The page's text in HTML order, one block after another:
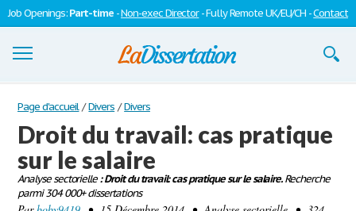
Job Openings:Part-time -Non-exec Director- Fully Remote UK/EU/CH -Contact
Dissertations
S'inscrire
Se connecter
Contactez-nous
Page d'accueil / Divers / Divers
Droit du travail: cas pratique
sur le salaire
Analyse sectorielle: Droit du travail: cas pratique sur le salaire.Recherche
parmi 304 000+ dissertations